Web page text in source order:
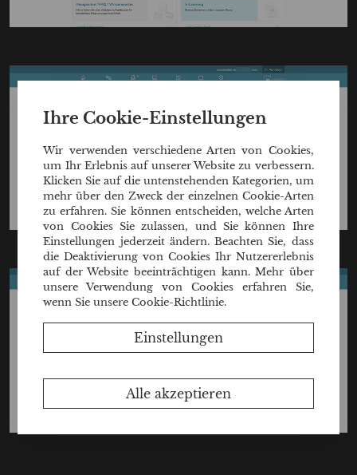
Ihre Cookie-Einstellungen
Wir verwenden verschiedene Arten von Cookies,
um Ihr Erlebnis auf unserer Website zu verbessern.
Klicken Sie auf die untenstehenden Kategorien, um
mehr über den Zweck der einzelnen Cookie-Arten
zu erfahren. Sie können entscheiden, welche Arten
von Cookies Sie zulassen, und Sie können Ihre
Einstellungen jederzeit ändern. Beachten Sie, dass
die Deaktivierung von Cookies Ihr Nutzererlebnis
auf der Website beeinträchtigen kann. Mehr über
unsere Verwendung von Cookies erfahren Sie,
wenn Sie unsere Cookie-Richtlinie.
Einstellungen
Alle akzeptieren